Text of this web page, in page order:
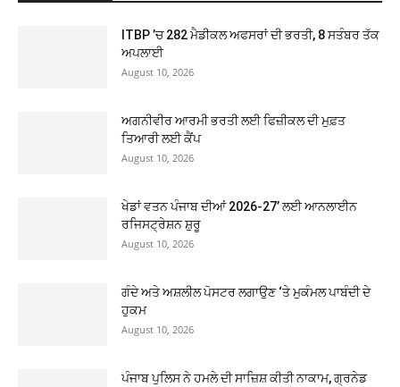
ITBP ’ਚ 282 ਮੈਡੀਕਲ ਅਫਸਰਾਂ ਦੀ ਭਰਤੀ, 8 ਸਤੰਬਰ ਤੱਕ
ਅਪਲਾਈ
August 10, 2026
ਅਗਨੀਵੀਰ ਆਰਮੀ ਭਰਤੀ ਲਈ ਫਿਜ਼ੀਕਲ ਦੀ ਮੁਫ਼ਤ
ਤਿਆਰੀ ਲਈ ਕੈਂਪ
August 10, 2026
ਖੇਡਾਂ ਵਤਨ ਪੰਜਾਬ ਦੀਆਂ 2026-27’ ਲਈ ਆਨਲਾਈਨ
ਰਜਿਸਟ੍ਰੇਸ਼ਨ ਸ਼ੁਰੂ
August 10, 2026
ਗੰਦੇ ਅਤੇ ਅਸ਼ਲੀਲ ਪੋਸਟਰ ਲਗਾਉਣ ‘ਤੇ ਮੁਕੰਮਲ ਪਾਬੰਦੀ ਦੇ
ਹੁਕਮ
August 10, 2026
ਪੰਜਾਬ ਪੁਲਿਸ ਨੇ ਹਮਲੇ ਦੀ ਸਾਜ਼ਿਸ਼ ਕੀਤੀ ਨਾਕਾਮ, ਗ੍ਰਨੇਡ